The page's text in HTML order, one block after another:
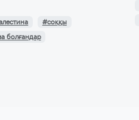
#соққы
болғандар